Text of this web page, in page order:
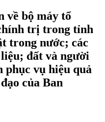
về bộ máy tổ
trị trong tỉnh
trong nước; các
đất và người
phục vụ hiệu quả
của Ban